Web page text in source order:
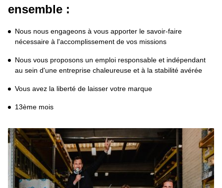
ensemble :
Nous nous engageons à vous apporter le savoir-faire
nécessaire à l'accomplissement de vos missions
Nous vous proposons un emploi responsable et indépendant
au sein d'une entreprise chaleureuse et à la stabilité avérée
Vous avez la liberté de laisser votre marque
13ème mois